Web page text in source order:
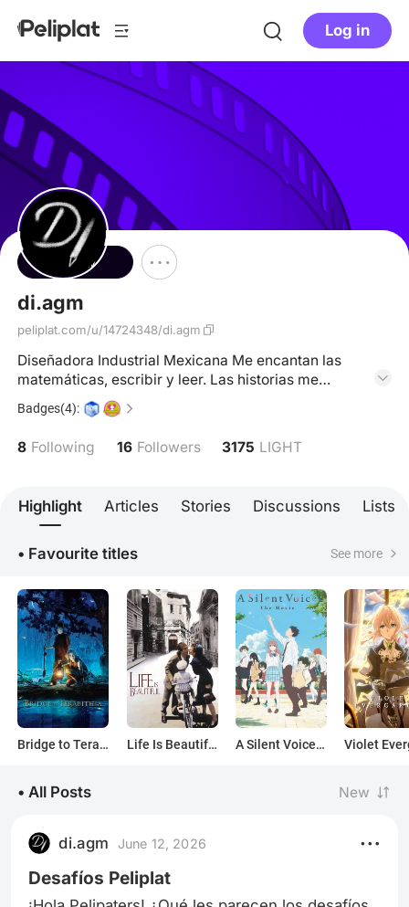
Log in
Follow
di.agm
peliplat.com/u/14724348/di.agm
Diseñadora Industrial Mexicana Me encantan las
matemáticas, escribir y leer. Las historias me
fascinan, en cualquier formato. Soy critica, pero
respetuosa. Prefiero ser de los que piensan.
Badges(4):
8 Following 16 Followers 3175 LIGHT
Highlight Articles Stories Discussions Lists
• Favourite titles See more
Bridge to Terabithia Life Is Beautiful A Silent Voice: The Movie
• All Posts New
di.agm June 12, 2026
Desafíos Peliplat